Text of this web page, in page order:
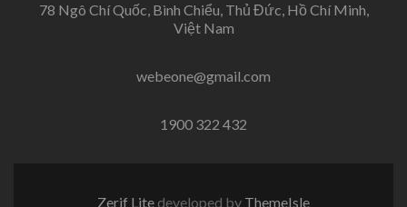
78 Ngô Chí Quốc, Bình Chiểu, Thủ Đức, Hồ Chí Minh,
Việt Nam
webeone@gmail.com
1900 322 432
Zerif Lite developed by ThemeIsle